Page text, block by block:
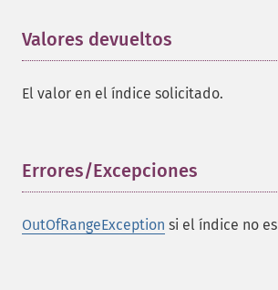
Valores devueltos
El valor en el índice solicitado.
Errores/Excepciones
OutOfRangeException si el índice no